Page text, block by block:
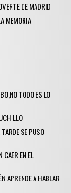
DE MADRID
MEMORIA
TODO ES LO
SE PUSO
EN EL
APRENDE A HABLAR